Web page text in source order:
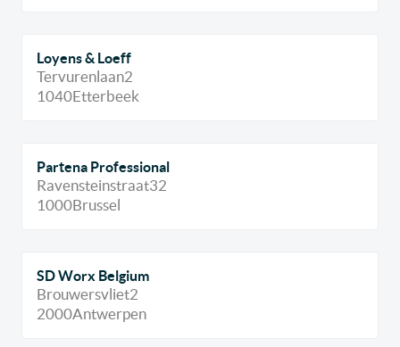
Loyens & Loeff
Tervurenlaan2
1040Etterbeek
Partena Professional
Ravensteinstraat32
1000Brussel
SD Worx Belgium
Brouwersvliet2
2000Antwerpen